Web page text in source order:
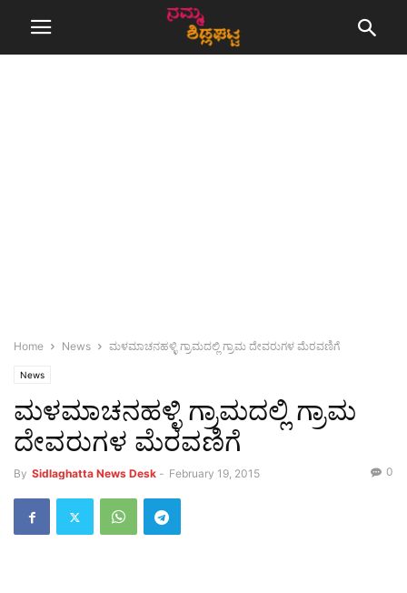
Home News ಮಳಮಾಚನಹಳ್ಳಿ ಗ್ರಾಮದಲ್ಲಿ ಗ್ರಾಮ ದೇವರುಗಳ ಮೆರವಣಿಗೆ
News
ಮಳಮಾಚನಹಳ್ಳಿ ಗ್ರಾಮದಲ್ಲಿ ಗ್ರಾಮ
ದೇವರುಗಳ ಮೆರವಣಿಗೆ
By Sidlaghatta News Desk - February 19, 2015 0